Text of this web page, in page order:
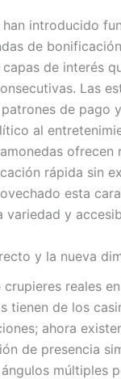
introducido
de
de interés
Las
de pago
al
ofrecen
rápida sin
esta
variedad y
y la nueva
reales
tienen de los
ahora
de presencia
múltiples